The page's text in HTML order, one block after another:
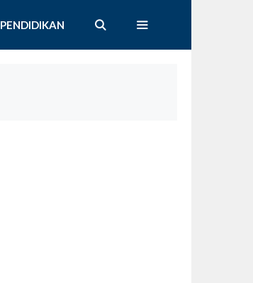
PENDIDIKAN